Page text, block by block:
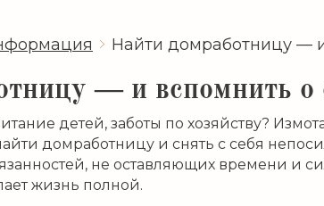
Найти домработницу —
— и вспомнить о
детей, заботы по хозяйству?
домработницу и снять с себя
не оставляющих времени и
жизнь полной.